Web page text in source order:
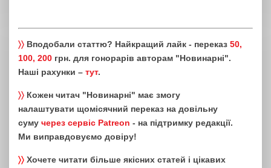
〉〉 Вподобали статтю? Найкращий лайк - переказ 50,
100, 200 грн. для гонорарів авторам "Новинарні".
Наші рахунки – тут.
〉〉 Кожен читач "Новинарні" має змогу
налаштувати щомісячний переказ на довільну
суму через сервіс Patreon - на підтримку редакції.
Ми виправдовуємо довіру!
〉〉 Хочете читати більше якісних статей і цікавих